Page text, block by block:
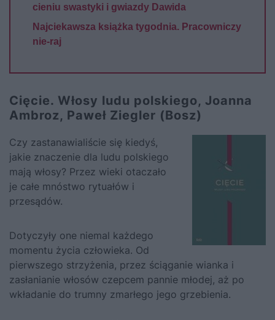
cieniu swastyki i gwiazdy Dawida
Najciekawsza książka tygodnia. Pracowniczy
nie-raj
Cięcie. Włosy ludu polskiego, Joanna
Ambroz, Paweł Ziegler (Bosz)
Czy zastanawialiście się kiedyś,
jakie znaczenie dla ludu polskiego
mają włosy? Przez wieki otaczało
je całe mnóstwo rytuałów i
przesądów.
Dotyczyły one niemal każdego
momentu życia człowieka. Od
pierwszego strzyżenia, przez ściąganie wianka i
zasłanianie włosów czepcem pannie młodej, aż po
wkładanie do trumny zmarłego jego grzebienia.